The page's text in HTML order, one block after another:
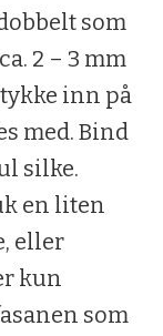
som
2 – 3 mm
inn på
med. Bind
silke.
en liten
eller
kun
som